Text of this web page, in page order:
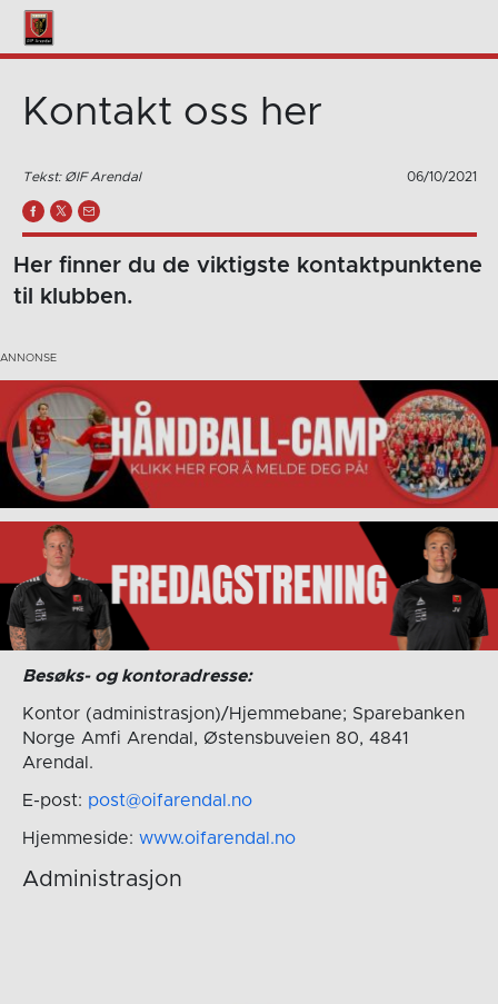
Kontakt oss her
Tekst: ØIF Arendal 06/10/2021
Her finner du de viktigste kontaktpunktene
til klubben.
Besøks- og kontoradresse:
Kontor (administrasjon)/Hjemmebane; Sparebanken
Norge Amfi Arendal, Østensbuveien 80, 4841
Arendal.
E-post: post@oifarendal.no
Hjemmeside: www.oifarendal.no
Administrasjon